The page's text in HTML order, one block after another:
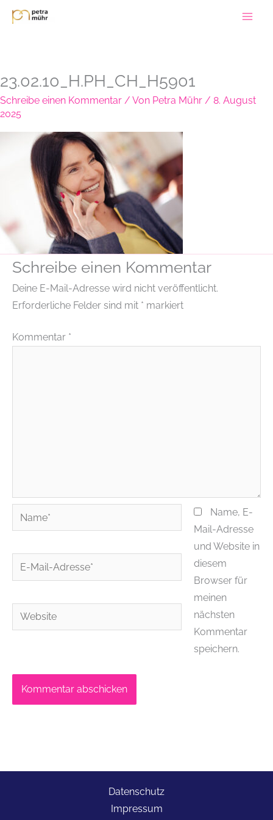
Zum
Inhalt
23.02.10_H.PH_CH_H5901
Schreibe einen Kommentar / Von Petra Mühr / 8. August
2025
Schreibe einen Kommentar
Deine E-Mail-Adresse wird nicht veröffentlicht.
Erforderliche Felder sind mit * markiert
Kommentar *
Name*
E-
Mail-
Website
Name, E-
Mail-Adresse
und Website in
diesem
Browser für
meinen
nächsten
Kommentar
speichern.
Datenschutz
Impressum